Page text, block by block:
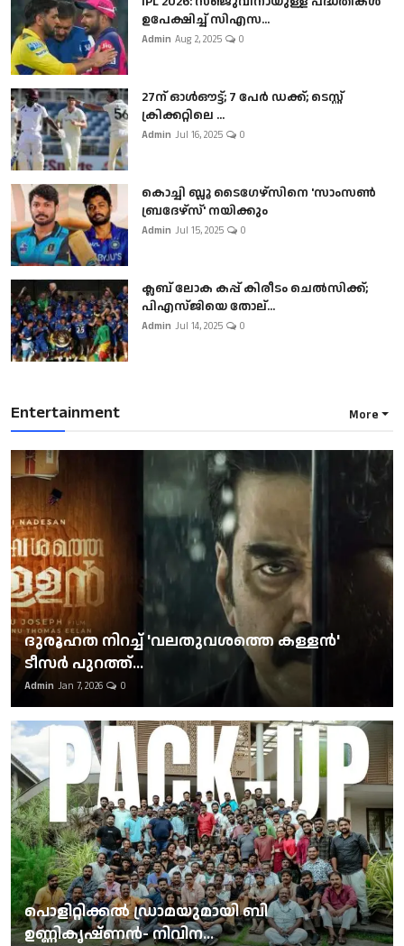
ഉപേക്ഷിച്ച് സിഎസ...
Admin Aug 2, 2025 0
27ന് ഓൾഔട്ട്; 7 പേർ ഡക്ക്; ടെസ്റ്റ്
ക്രിക്കറ്റിലെ ...
Admin Jul 16, 2025 0
കൊച്ചി ബ്ലൂ ടൈഗേഴ്സിനെ 'സാംസൺ
ബ്രദേഴ്സ്' നയിക്കും
Admin Jul 15, 2025 0
ക്ലബ് ലോക കപ്പ് കിരീടം ചെല്‍സിക്ക്;
പിഎസ്ജിയെ തോല്...
Admin Jul 14, 2025 0
Entertainment More
ദുരൂഹത നിറച്ച് 'വലതുവശത്തെ കള്ളന്‍'
ടീസര്‍ പുറത്ത്...
Admin Jan 7, 2026 0
പൊളിറ്റിക്കല്‍ ഡ്രാമയുമായി ബി
ഉണ്ണികൃഷ്ണന്‍- നിവിന...